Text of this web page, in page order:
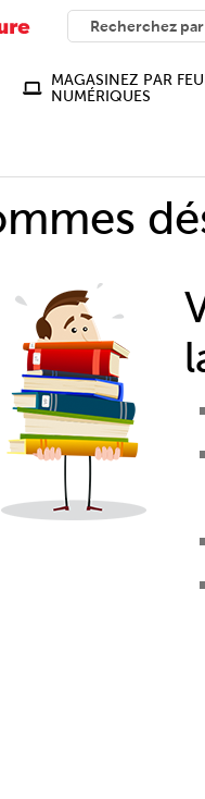
SEARCH
What can we help
MAGASINEZ PAR
NUMÉRIQUES